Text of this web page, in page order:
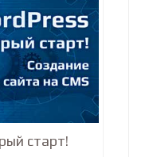
старт!